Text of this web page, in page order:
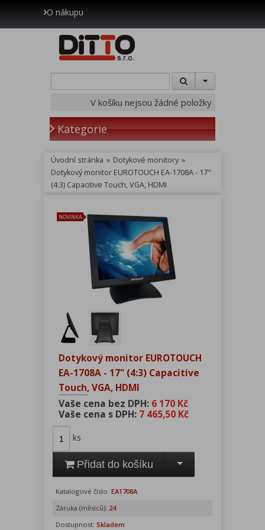
O nákupu
V košíku nejsou žádné položky
Kategorie
Úvodní stránka » Dotykové monitory »
Dotykový monitor EUROTOUCH EA-1708A - 17"
(4:3) Capacitive Touch, VGA, HDMI
NOVINKA
Dotykový monitor EUROTOUCH
EA-1708A - 17" (4:3) Capacitive
Touch, VGA, HDMI
Vaše cena bez DPH: 6 170 Kč
Vaše cena s DPH: 7 465,50 Kč
ks
Přidat do košíku
Katalogové číslo: EA1708A
Záruka (měsíců): 24
Dostupnost: Skladem